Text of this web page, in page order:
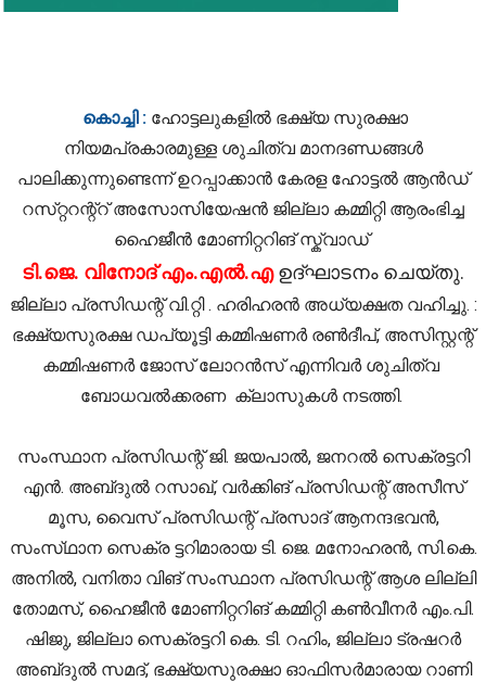
കൊച്ചി : ഹോട്ടലുകളിൽ ഭക്ഷ്യ സുരക്ഷാ
നിയമപ്രകാരമുള്ള ശുചിത്വ മാനദണ്ഡങ്ങൾ
പാലിക്കുന്നുണ്ടെന്ന് ഉറപ്പാക്കാൻ കേരള ഹോട്ടൽ ആൻഡ്
റസ്‌റ്ററന്റ്റ് അസോസിയേഷൻ ജില്ലാ കമ്മിറ്റി ആരംഭിച്ച
ഹൈജീൻ മോണിറ്ററിങ് സ്ക്വാഡ്
ടി.ജെ. വിനോദ് എം.എൽ.എഉദ്ഘാടനം ചെയ്തു.
ജില്ലാ പ്രസിഡന്റ് വി.റ്റി . ഹരിഹരൻ അധ്യക്ഷത വഹിച്ചു. :
ഭക്ഷ്യസുരക്ഷ ഡപ്യൂട്ടി കമ്മിഷണർ രൺദീപ്, അസിസ്റ്റന്റ്
കമ്മിഷണർ ജോസ് ലോറൻസ് എന്നിവർ ശുചിത്വ
ബോധവൽക്കരണ ക്ലാസുകൾ നടത്തി.
സംസ്ഥാന പ്രസിഡന്റ് ജി. ജയപാൽ, ജനറൽ സെക്രട്ടറി
എൻ. അബ്‌ദുൽ റസാഖ്, വർക്കിങ് പ്രസിഡന്റ് അസീസ്
മൂസ, വൈസ് പ്രസിഡന്റ് പ്രസാദ് ആനന്ദഭവൻ,
സംസ്‌ഥാന സെക്ര ട്ടറിമാരായ ടി. ജെ. മനോഹരൻ, സി.കെ.
അനിൽ, വനിതാ വിങ് സംസ്ഥാന പ്രസിഡന്റ് ആശ ലില്ലി
തോമസ്, ഹൈജീൻ മോണിറ്ററിങ് കമ്മിറ്റി കൺവീനർ എം.പി.
ഷിജു, ജില്ലാ സെക്രട്ടറി കെ. ടി. റഹിം, ജില്ലാ ട്രഷറർ
അബ്‌ദുൽ സമദ്, ഭക്ഷ്യസുരക്ഷാ ഓഫിസർമാരായ റാണി